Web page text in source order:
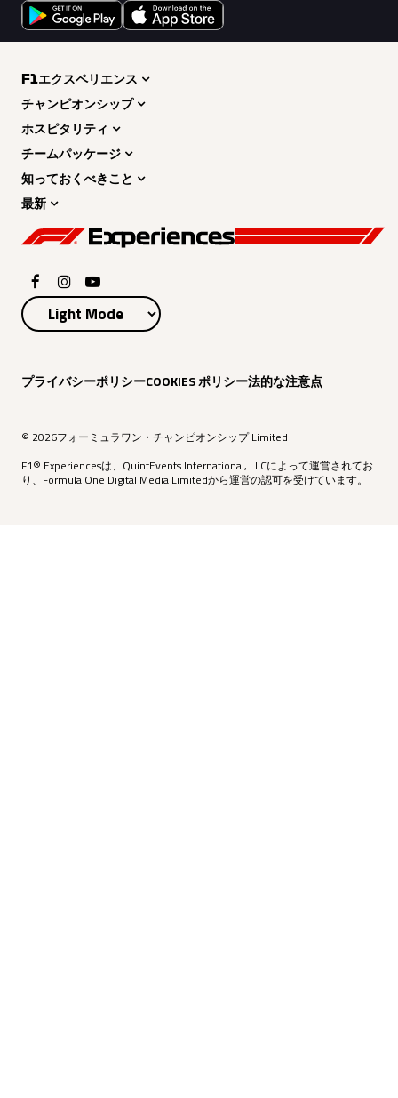
F1エクスペリエンス
チャンピオンシップ
ホスピタリティ
チームパッケージ
知っておくべきこと
最新
プライバシーポリシーCOOKIES ポリシー法的な注意点
© 2026フォーミュラワン・チャンピオンシップ Limited
F1® Experiencesは、QuintEvents International, LLCによって運営されてお
り、Formula One Digital Media Limitedから運営の認可を受けています。